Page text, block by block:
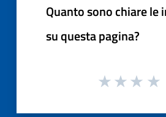
Quanto sono chiare le
su questa pagina?